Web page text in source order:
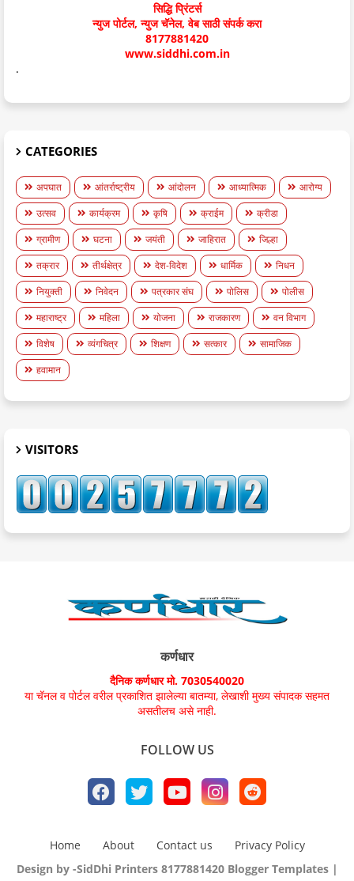
सिद्धि प्रिंटर्स
न्युज पोर्टल, न्युज चॅनेल, वेब साठी संपर्क करा
8177881420
www.siddhi.com.in
.
CATEGORIES
अपघात आंतर्राष्ट्रीय आंदोलन आध्यात्मिक
आरोग्य
उत्सव
कार्यक्रम कृषि क्राईम
क्रीडा
ग्रामीण
घटना जयंती जाहिरात
जिल्हा
तक्रार
तीर्थक्षेत्र देश-विदेश धार्मिक
निधन
नियुक्ती
निवेदन पत्रकार संघ पोलिस
पोलीस
महाराष्ट्र
महिला योजना राजकारण
वन विभाग
विशेष
व्यंगचित्र शिक्षण सत्कार
सामाजिक
हवामान
VISITORS
कर्णधार
दैनिक कर्णधार मो. 7030540020
या चॅनल व पोर्टल वरील प्रकाशित झालेल्या बातम्या, लेखाशी मुख्य संपादक सहमत
असतीलच असे नाही.
FOLLOW US
Home About Contact us
Privacy Policy
Design by -SidDhi Printers 8177881420 Blogger Templates |